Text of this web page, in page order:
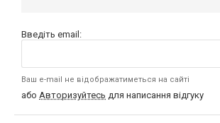
Введіть email:
Ваш e-mail не відображатиметься на сайті
або Авторизуйтесь для написання відгуку